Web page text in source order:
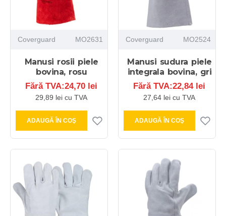
Coverguard MO2631
Manusi rosii piele
bovina, rosu
Fără TVA:24,70 lei
29,89 lei cu TVA
ADAUGĂ ÎN COŞ
Coverguard MO2524
Manusi sudura piele
integrala bovina, gri
Fără TVA:22,84 lei
27,64 lei cu TVA
ADAUGĂ ÎN COŞ